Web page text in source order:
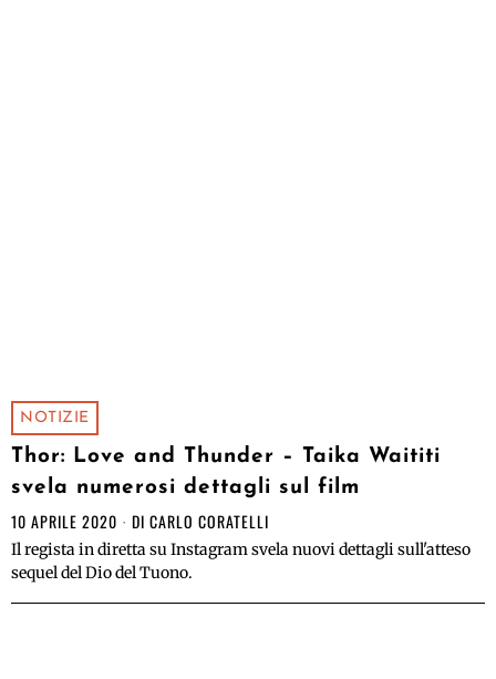
NOTIZIE
Thor: Love and Thunder – Taika Waititi
svela numerosi dettagli sul film
10 APRILE 2020 DI CARLO CORATELLI
Il regista in diretta su Instagram svela nuovi dettagli sull'atteso
sequel del Dio del Tuono.